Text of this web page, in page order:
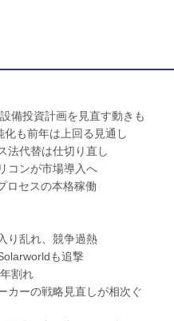
投資計画を見直す動きも
も前年は上回る見通し
代替は仕切り直し
ンが市場導入へ
セスの本格稼働
乱れ、競争過熱
も追撃
割れ
ーの戦略見直しが相次ぐ